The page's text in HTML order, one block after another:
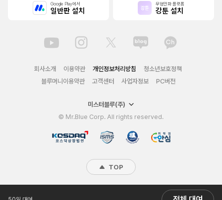
Google Play에서
일반판 설치
무협만화 플랫폼
강툰 설치
회사소개 이용약관 개인정보처리방침
청소년보호정책
블루머니이용약관
고객센터 사업자정보 PC버전
미스터블루(주)
© Mr.Blue Corp. All rights reserved.
TOP